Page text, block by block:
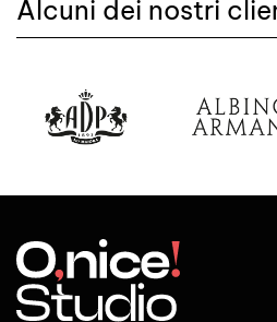
Alcuni dei nostri